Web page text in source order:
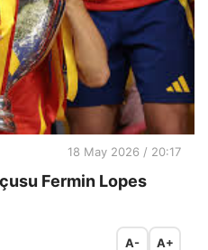
18 May 2026 / 20:17
Fermin Lopes
A- A+